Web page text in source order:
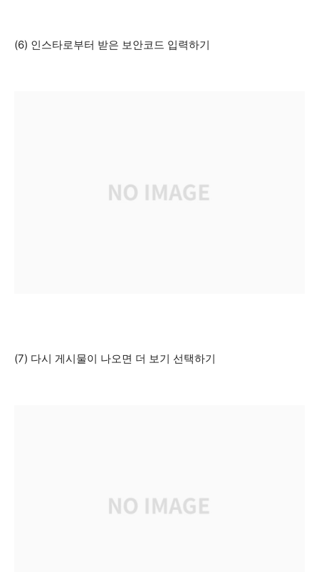
(6) 인스타로부터 받은 보안코드 입력하기
(7) 다시 게시물이 나오면 더 보기 선택하기